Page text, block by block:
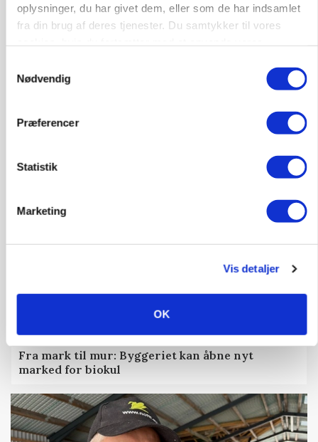
oplysninger, du har givet dem, eller som de har indsamlet
fra din brug af deres tjenester. Du samtykker til vores
Nødvendig
Præferencer
Statistik
Marketing
Vis detaljer
OK
Fra mark til mur: Byggeriet kan åbne nyt
marked for biokul